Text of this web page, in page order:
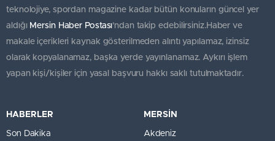
teknolojiye, spordan magazine kadar bütün konuların güncel yer
aldığı Mersin Haber Postası'ndan takip edebilirsiniz.Haber ve
makale içerikleri kaynak gösterilmeden alıntı yapılamaz, izinsiz
olarak kopyalanamaz, başka yerde yayınlanamaz. Aykırı işlem
yapan kişi/kişiler için yasal başvuru hakkı saklı tutulmaktadır.
HABERLER
Son Dakika
MERSİN
Akdeniz